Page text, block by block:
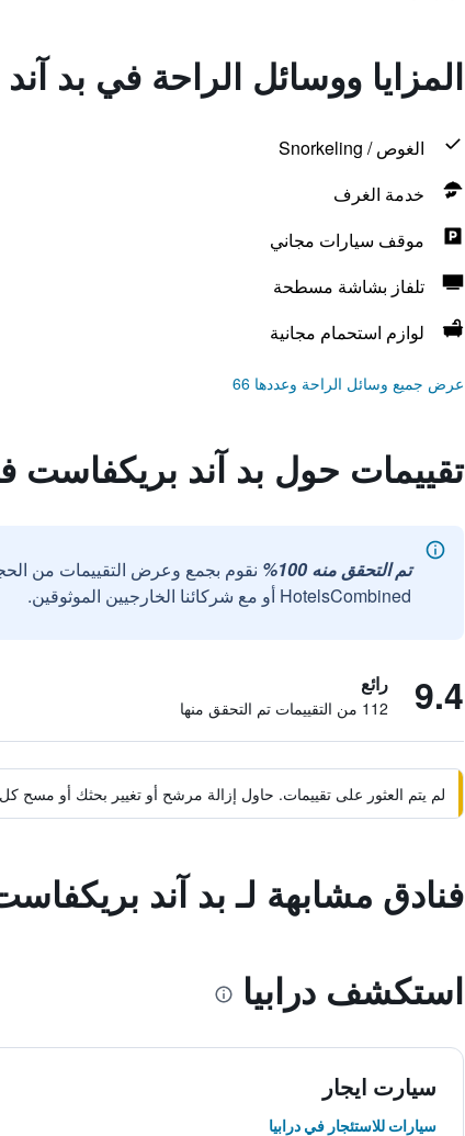
المزايا ووسائل الراحة في بد
الغوص / Snorkeling
خدمة الغرف
موقف سيارات مجاني
تلفاز بشاشة مسطحة
لوازم استحمام مجانية
عرض جميع وسائل الراحة وعددها 66
تقييمات حول بد آند بريكفاست
تم التحقق منه 100%
نقوم بجمع وعرض التقييمات من
HotelsCombined أو مع شركائنا الخارجيين الموثوقين.
9.4 رائع
112 من التقييمات تم التحقق منها
لم يتم العثور على تقييمات. حاول إزالة مرشح أو تغيير بحثك أو مسح
فنادق مشابهة لـ بد آند
استكشف درابيا
سيارت ايجار
سيارات للاستئجار في درابيا